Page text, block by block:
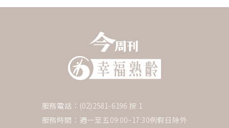
服務電話：(02)2581-6196 按 1
服務時間：週一至五09:00~17:30例假日除外